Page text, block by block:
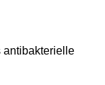
antibakterielle